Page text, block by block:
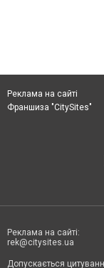
Реклама на сайті
Франшиза "CitySites"
Реклама на сайті:
rek@citysites.ua
Допускається